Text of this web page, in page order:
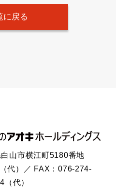
に戻る
山市横江町5180番地
代）／ FAX：076-274-
（代）